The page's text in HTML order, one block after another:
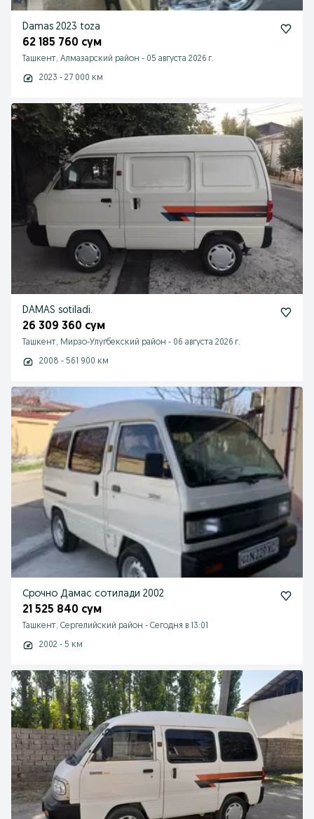
Damas 2023 toza
62 185 760 сум
Ташкент, Алмазарский район - 05 августа 2026 г.
2023 - 27 000 км
DAMAS sotiladi.
26 309 360 сум
Ташкент, Мирзо-Улугбекский район - 06 августа 2026 г.
2008 - 561 900 км
Срочно Дамас сотилади 2002
21 525 840 сум
Ташкент, Сергелийский район - Сегодня в 13:01
2002 - 5 км